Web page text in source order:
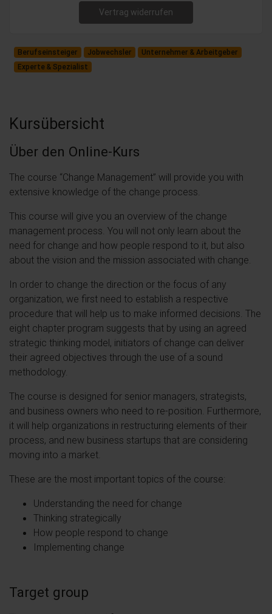
Vertrag widerrufen
Berufseinsteiger Jobwechsler
Unternehmer & Arbeitgeber
Experte & Spezialist
Kursübersicht
Über den Online-Kurs
The course “Change Management” will provide you with
extensive knowledge of the change process.
This course will give you an overview of the change
management process. You will not only learn about the
need for change and how people respond to it, but also
about the vision and the mission associated with change.
In order to change the direction or the focus of any
organization, we first need to establish a respective
procedure that will help us to make informed decisions. The
eight chapter program suggests that by using an agreed
strategic thinking model, initiators of change can deliver
their agreed objectives through the use of a sound
methodology.
The course is designed for senior managers, strategists,
and business owners who need to re-position. Furthermore,
it will help organizations in restructuring elements of their
process, and new business startups that are considering
moving into a market.
These are the most important topics of the course:
Understanding the need for change
Thinking strategically
How people respond to change
Implementing change
Target group